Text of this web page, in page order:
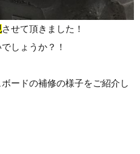
させて頂きました！
しょうか？！
ードの補修の様子をご紹介し